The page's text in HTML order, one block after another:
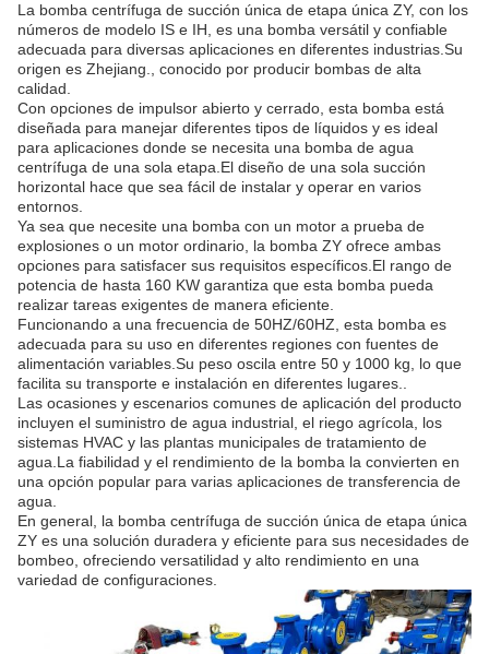
La bomba centrífuga de succión única de etapa única ZY, con los
números de modelo IS e IH, es una bomba versátil y confiable
adecuada para diversas aplicaciones en diferentes industrias.Su
origen es Zhejiang., conocido por producir bombas de alta
calidad.
Con opciones de impulsor abierto y cerrado, esta bomba está
diseñada para manejar diferentes tipos de líquidos y es ideal
para aplicaciones donde se necesita una bomba de agua
centrífuga de una sola etapa.El diseño de una sola succión
horizontal hace que sea fácil de instalar y operar en varios
entornos.
Ya sea que necesite una bomba con un motor a prueba de
explosiones o un motor ordinario, la bomba ZY ofrece ambas
opciones para satisfacer sus requisitos específicos.El rango de
potencia de hasta 160 KW garantiza que esta bomba pueda
realizar tareas exigentes de manera eficiente.
Funcionando a una frecuencia de 50HZ/60HZ, esta bomba es
adecuada para su uso en diferentes regiones con fuentes de
alimentación variables.Su peso oscila entre 50 y 1000 kg, lo que
facilita su transporte e instalación en diferentes lugares..
Las ocasiones y escenarios comunes de aplicación del producto
incluyen el suministro de agua industrial, el riego agrícola, los
sistemas HVAC y las plantas municipales de tratamiento de
agua.La fiabilidad y el rendimiento de la bomba la convierten en
una opción popular para varias aplicaciones de transferencia de
agua.
En general, la bomba centrífuga de succión única de etapa única
ZY es una solución duradera y eficiente para sus necesidades de
bombeo, ofreciendo versatilidad y alto rendimiento en una
variedad de configuraciones.